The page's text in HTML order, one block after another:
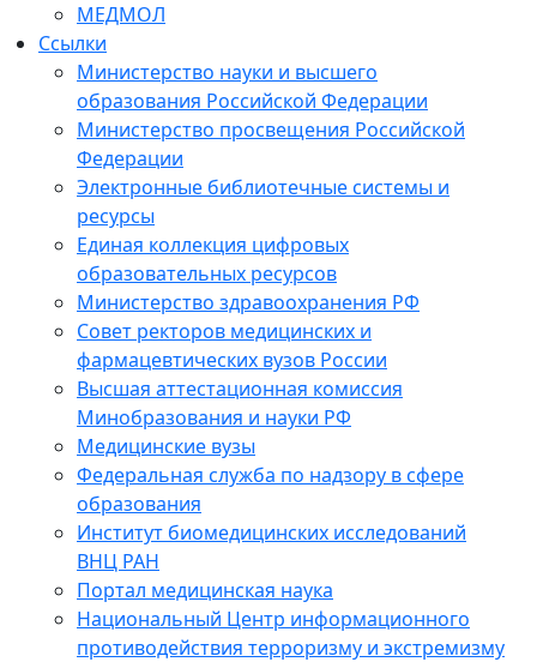
МЕДМОЛ
Ссылки
Министерство науки и высшего
образования Российской Федерации
Министерство просвещения Российской
Федерации
Электронные библиотечные системы и
ресурсы
Единая коллекция цифровых
образовательных ресурсов
Министерство здравоохранения РФ
Совет ректоров медицинских и
фармацевтических вузов России
Высшая аттестационная комиссия
Минобразования и науки РФ
Медицинские вузы
Федеральная служба по надзору в сфере
образования
Институт биомедицинских исследований
ВНЦ РАН
Портал медицинская наука
Национальный Центр информационного
противодействия терроризму и экстремизму